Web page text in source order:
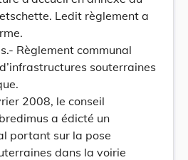
Ledit règlement a
Règlement communal
souterraines
2008, le conseil
a édicté un
portant sur la pose
dans la voirie